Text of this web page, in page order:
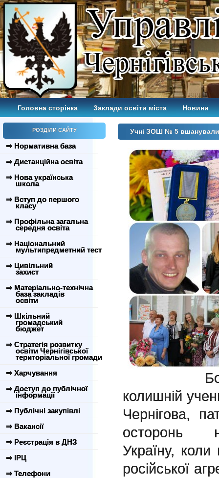
Головна сторінка Заклади освіти міста Новини
РОЗДІЛИ САЙТУ
⇒ Нормативна база
⇒ Дистанційна освіта
⇒ Нова українська
школа
⇒ Вступ до першого
класу
⇒ Профільна загальна
середня освіта
⇒ Національний
мультипредметний тест
⇒ Цивільний
захист
⇒ Матеріально-технічна
база закладів
освіти
⇒ Шкільний
громадський
бюджет
⇒ Стратегія розвитку
освіти Чернігівської
територіальної громади
⇒ Харчування
⇒ Доступ до публічної
інформації
⇒ Публічні закупівлі
⇒ Вакансії
⇒ Реєстрація в ДНЗ
⇒ ІРЦ
⇒ Телефони
Учні ЗОШ № 5 вшанували
Богуш
колишній
Чернігова,
осторонь
Україну,
російської